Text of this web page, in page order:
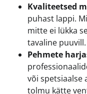
Kvaliteetsed
puhast lappi.
mitte ei lükka
tavaline puuvill.
Pehmete
või spetsiaalse
tolmu kätte